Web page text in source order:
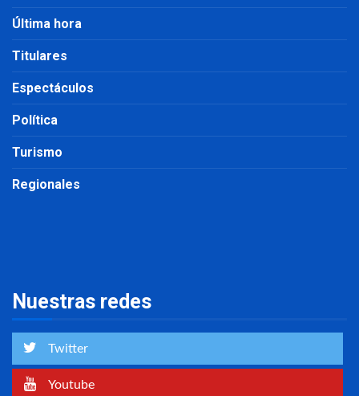
Última hora
Titulares
Espectáculos
Política
Turismo
Regionales
Nuestras redes
Twitter
Youtube